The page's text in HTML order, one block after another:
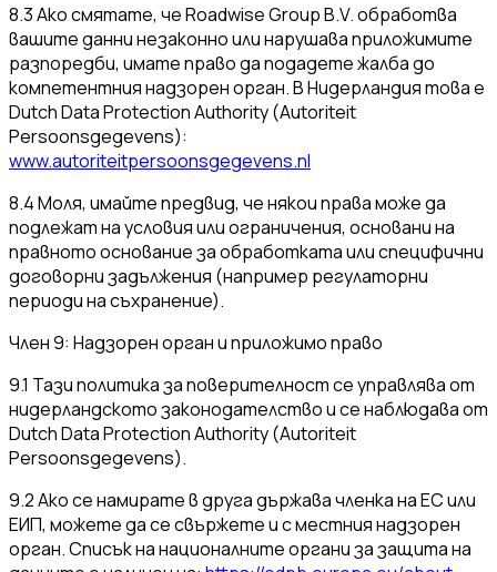
8.3 Ако смятате, че Roadwise Group B.V. обработва
вашите данни незаконно или нарушава приложимите
разпоредби, имате право да подадете жалба до
компетентния надзорен орган. В Нидерландия това е
Dutch Data Protection Authority (Autoriteit
Persoonsgegevens):
www.autoriteitpersoonsgegevens.nl
8.4 Моля, имайте предвид, че някои права може да
подлежат на условия или ограничения, основани на
правното основание за обработката или специфични
договорни задължения (например регулаторни
периоди на съхранение).
Член 9: Надзорен орган и приложимо право
9.1 Тази политика за поверителност се управлява от
нидерландското законодателство и се наблюдава от
Dutch Data Protection Authority (Autoriteit
Persoonsgegevens).
9.2 Ако се намирате в друга държава членка на ЕС или
ЕИП, можете да се свържете и с местния надзорен
орган. Списък на националните органи за защита на